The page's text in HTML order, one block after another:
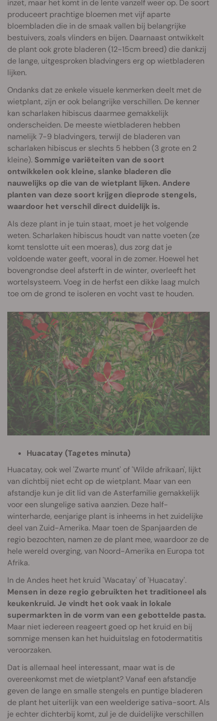
inzet, maar het komt in de lente vanzelf weer op. De soort
produceert prachtige bloemen met vijf aparte
bloembladen die in de smaak vallen bij belangrijke
bestuivers, zoals vlinders en bijen. Daarnaast ontwikkelt
de plant ook grote bladeren (12-15cm breed) die dankzij
de lange, uitgesproken bladvingers erg op wietbladeren
lijken.
Ondanks dat ze enkele visuele kenmerken deelt met de
wietplant, zijn er ook belangrijke verschillen. De kenner
kan scharlaken hibiscus daarmee gemakkelijk
onderscheiden. De meeste wietbladeren hebben
namelijk 7-9 bladvingers, terwijl de bladeren van
scharlaken hibiscus er slechts 5 hebben (3 grote en 2
kleine). Sommige variëteiten van de soort
ontwikkelen ook kleine, slanke bladeren die
nauwelijks op die van de wietplant lijken. Andere
planten van deze soort krijgen dieprode stengels,
waardoor het verschil direct duidelijk is.
Als deze plant in je tuin staat, moet je het volgende
weten. Scharlaken hibiscus houdt van natte voeten (ze
komt tenslotte uit een moeras), dus zorg dat je
voldoende water geeft, vooral in de zomer. Hoewel het
bovengrondse deel afsterft in de winter, overleeft het
wortelsysteem. Voeg in de herfst een dikke laag mulch
toe om de grond te isoleren en vocht vast te houden.
Huacatay (Tagetes minuta)
Huacatay, ook wel 'Zwarte munt' of 'Wilde afrikaan', lijkt
van dichtbij niet echt op de wietplant. Maar van een
afstandje kun je dit lid van de Asterfamilie gemakkelijk
voor een slungelige sativa aanzien. Deze half-
winterharde, eenjarige plant is inheems in het zuidelijke
deel van Zuid-Amerika. Maar toen de Spanjaarden de
regio bezochten, namen ze de plant mee, waardoor ze de
hele wereld overging, van Noord-Amerika en Europa tot
Afrika.
In de Andes heet het kruid 'Wacatay' of 'Huacatay'.
Mensen in deze regio gebruikten het traditioneel als
keukenkruid. Je vindt het ook vaak in lokale
supermarkten in de vorm van een gebottelde pasta.
Maar niet iedereen reageert goed op het kruid en bij
sommige mensen kan het huiduitslag en fotodermatitis
veroorzaken.
Dat is allemaal heel interessant, maar wat is de
overeenkomst met de wietplant? Vanaf een afstandje
geven de lange en smalle stengels en puntige bladeren
de plant het uiterlijk van een weelderige sativa-soort. Als
je echter dichterbij komt, zul je de duidelijke verschillen